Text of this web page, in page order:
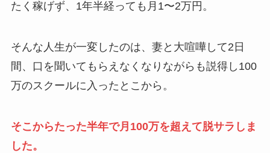
たく稼げず、1年半経っても月1〜2万円。
そんな人生が一変したのは、妻と大喧嘩して2日
間、口を聞いてもらえなくなりながらも説得し100
万のスクールに入ったとこから。
そこからたった半年で月100万を超えて脱サラしま
した。